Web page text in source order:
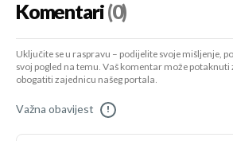
Komentari(0)
Uključite se u raspravu – podijelite svoje mišljenje,
svoj pogled na temu. Vaš komentar može
obogatiti zajednicu našeg portala.
Važna obavijest !